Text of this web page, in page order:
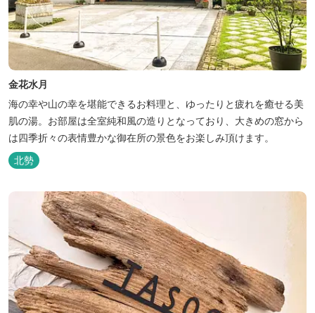
金花水月
海の幸や山の幸を堪能できるお料理と、ゆったりと疲れを癒せる美
肌の湯。お部屋は全室純和風の造りとなっており、大きめの窓から
は四季折々の表情豊かな御在所の景色をお楽しみ頂けます。
北勢